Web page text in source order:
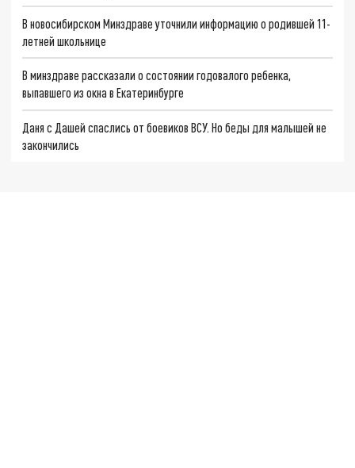
В новосибирском Минздраве уточнили информацию о родившей 11-
летней школьнице
В минздраве рассказали о состоянии годовалого ребенка,
выпавшего из окна в Екатеринбурге
Даня с Дашей спаслись от боевиков ВСУ. Но беды для малышей не
закончились